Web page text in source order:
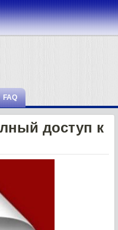
FAQ
доступ к